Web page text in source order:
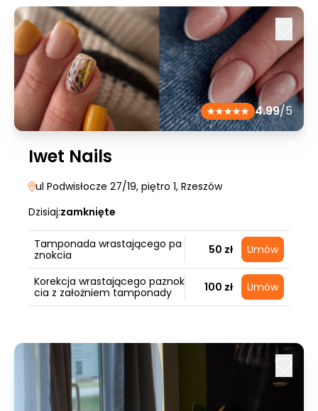
4.99/5
Iwet Nails
ul Podwisłocze 27/19, piętro 1, Rzeszów
Dzisiaj:zamknięte
Tamponada wrastającego pa
znokcia
50 zł Umów
Korekcja wrastającego paznok
cia z założniem tamponady
100 zł Umów